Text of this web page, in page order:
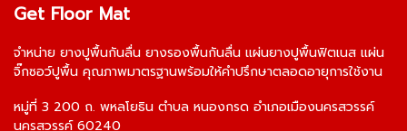
Get Floor Mat
จำหน่าย ยางปูพื้นกันลื่น ยางรองพื้นกันลื่น แผ่นยางปูพื้นฟิตเนส แผ่น
จิ๊กซอว์ปูพื้น คุณภาพมาตรฐานพร้อมให้คำปรึกษาตลอดอายุการใช้งาน
หมู่ที่ 3 200 ถ. พหลโยธิน ตำบล หนองกรด อำเภอเมืองนครสวรรค์
นครสวรรค์ 60240